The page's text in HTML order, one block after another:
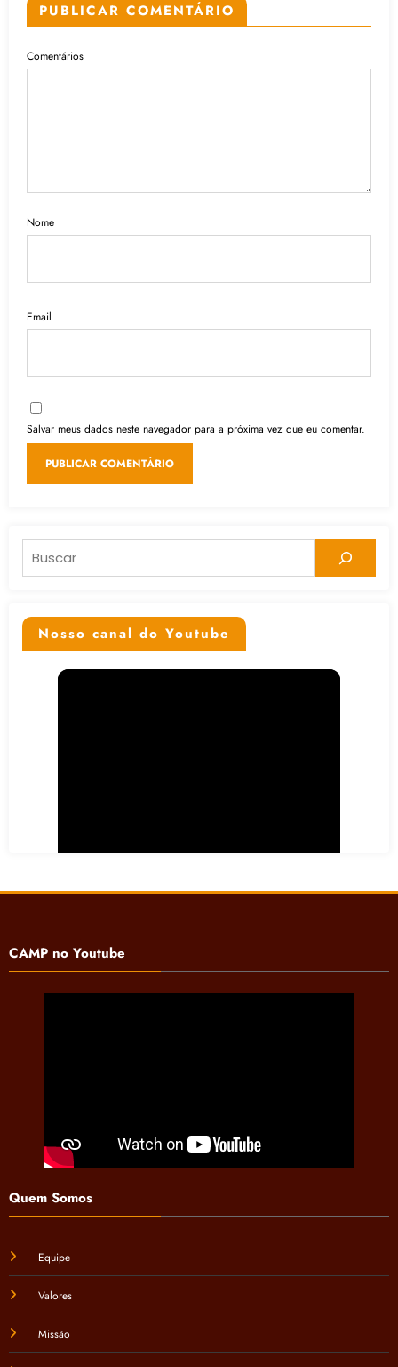
PUBLICAR COMENTÁRIO
Comentários
Nome
Email
Salvar meus dados neste navegador para a próxima vez que eu comentar.
Pesquisar
Nosso canal do Youtube
CAMP no Youtube
Quem Somos
Equipe
Valores
Missão